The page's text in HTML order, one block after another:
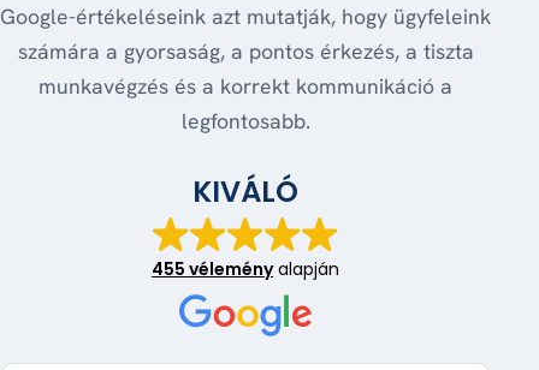
Google-értékeléseink azt mutatják, hogy ügyfeleink
számára a gyorsaság, a pontos érkezés, a tiszta
munkavégzés és a korrekt kommunikáció a
legfontosabb.
KIVÁLÓ
455 véleményalapján